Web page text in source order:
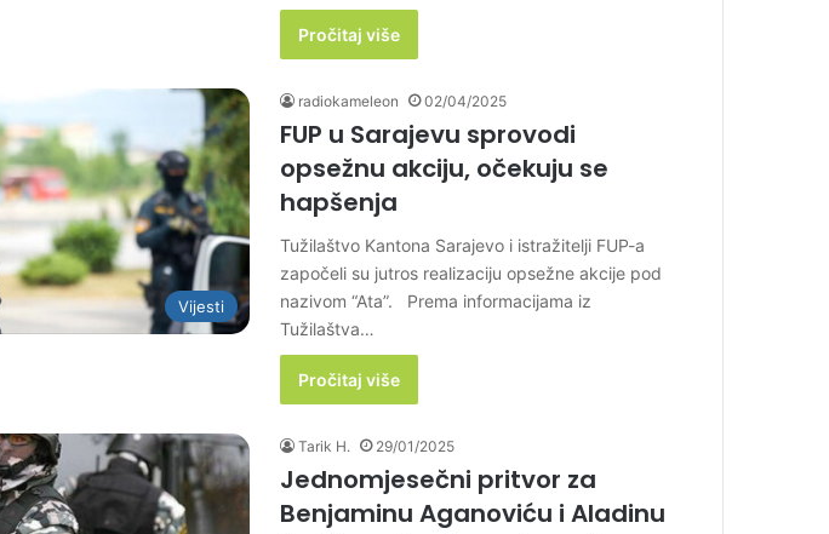
Pročitaj više
Vijesti
radiokameleon 02/04/2025
FUP u Sarajevu sprovodi
opsežnu akciju, očekuju se
hapšenja
Tužilaštvo Kantona Sarajevo i istražitelji FUP-a
započeli su jutros realizaciju opsežne akcije pod
nazivom “Ata”. Prema informacijama iz
Tužilaštva…
Pročitaj više
Tarik H. 29/01/2025
Jednomjesečni pritvor za
Benjaminu Aganoviću i Aladinu